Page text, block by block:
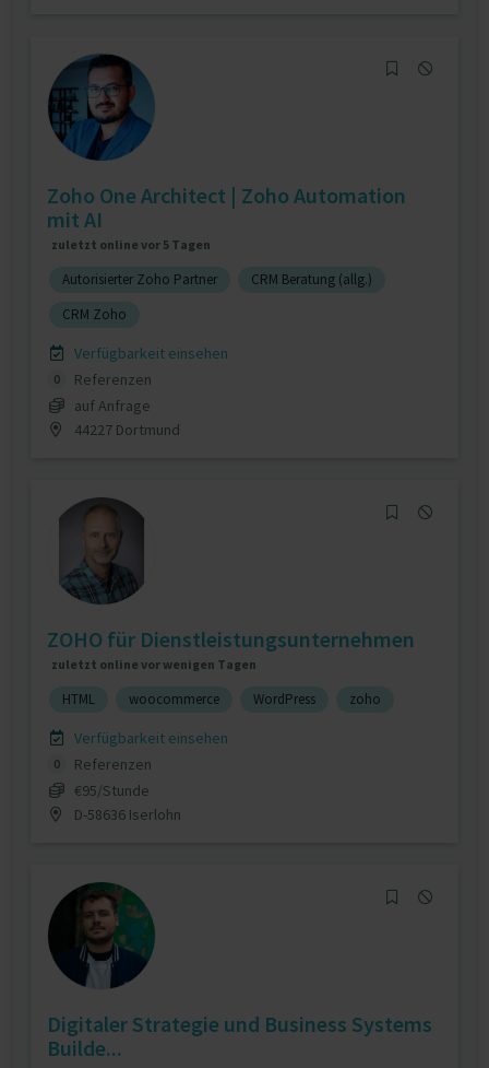
Zoho One Architect | Zoho Automation
mit AI
zuletzt online vor 5 Tagen
Autorisierter Zoho Partner
CRM Beratung (allg.)
CRM Zoho
Verfügbarkeit einsehen
0
Referenzen
auf Anfrage
44227 Dortmund
ZOHO für Dienstleistungsunternehmen
zuletzt online vor wenigen Tagen
HTML woocommerce WordPress zoho
Verfügbarkeit einsehen
0
Referenzen
€95/Stunde
D-58636 Iserlohn
Digitaler Strategie und Business Systems
Builde...